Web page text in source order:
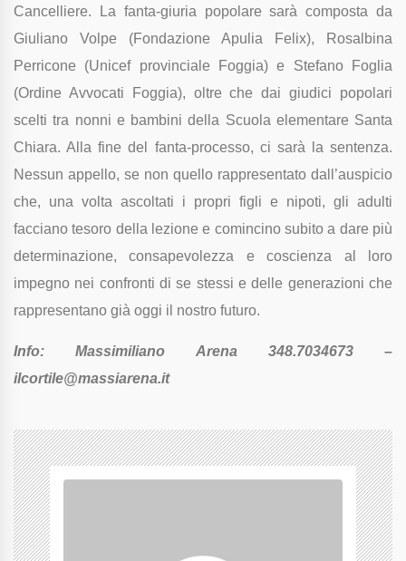
Cancelliere. La fanta-giuria popolare sarà composta da
Giuliano Volpe (Fondazione Apulia Felix), Rosalbina
Perricone (Unicef provinciale Foggia) e Stefano Foglia
(Ordine Avvocati Foggia), oltre che dai giudici popolari
scelti tra nonni e bambini della Scuola elementare Santa
Chiara. Alla fine del fanta-processo, ci sarà la sentenza.
Nessun appello, se non quello rappresentato dall’auspicio
che, una volta ascoltati i propri figli e nipoti, gli adulti
facciano tesoro della lezione e comincino subito a dare più
determinazione, consapevolezza e coscienza al loro
impegno nei confronti di se stessi e delle generazioni che
rappresentano già oggi il nostro futuro.
Info: Massimiliano Arena 348.7034673 –
ilcortile@massiarena.it